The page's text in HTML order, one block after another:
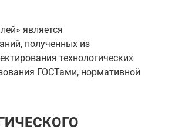
является
полученных из
технологических
ГОСТами, нормативной